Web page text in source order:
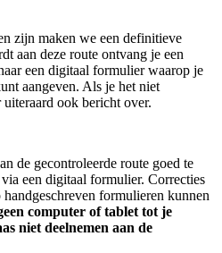
zijn maken we een definitieve
aan deze route ontvang je een
een digitaal formulier waarop je
aangeven. Als je het niet
ook bericht over.
de gecontroleerde route goed te
een digitaal formulier. Correcties
formulieren kunnen
computer of tablet tot je
niet deelnemen aan de